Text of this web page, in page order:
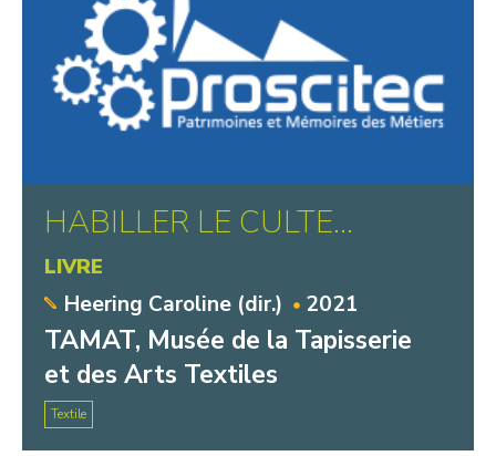
HABILLER LE CULTE…
LIVRE
Heering Caroline (dir.) 2021
TAMAT, Musée de la Tapisserie
et des Arts Textiles
Textile